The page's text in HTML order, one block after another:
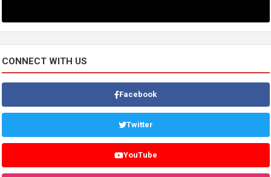
CONNECT WITH US
Facebook
Twitter
YouTube